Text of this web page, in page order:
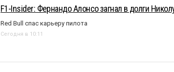
F1-Insider: Фернандо Алонсо загнал в долги
Red Bull спас карьеру пилота
Сегодня в 10:11